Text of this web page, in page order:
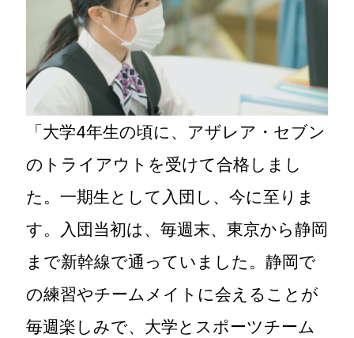
「大学4年生の頃に、アザレア・セブン
のトライアウトを受けて合格しまし
た。一期生として入団し、今に至りま
す。入団当初は、毎週末、東京から静岡
まで新幹線で通っていました。静岡で
の練習やチームメイトに会えることが
毎週楽しみで、大学とスポーツチーム